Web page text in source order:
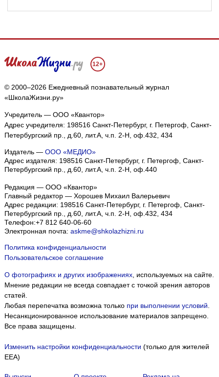
12+
© 2000–2026 Ежедневный познавательный журнал
«ШколаЖизни.ру»
Учредитель — ООО «Квантор»
Адрес учредителя: 198516 Санкт-Петербург, г. Петергоф, Санкт-
Петербургский пр., д.60, лит.А, ч.п. 2-Н, оф.432, 434
Издатель — ООО «МЕДИО»
Адрес издателя: 198516 Санкт-Петербург, г. Петергоф, Санкт-
Петербургский пр., д.60, лит.А, ч.п. 2-Н, оф.440
Редакция — ООО «Квантор»
Главный редактор — Хорошев Михаил Валерьевич
Адрес редакции: 198516 Санкт-Петербург, г. Петергоф Санкт-
Петербургский пр., д.60, лит.А, ч.п. 2-Н, оф.432, 434
Телефон:+7 812 640-06-60
Электронная почта: askme@shkolazhizni.ru
Политика конфиденциальности
Пользовательское соглашение
О фотографиях и других изображениях, используемых на сайте.
Мнение редакции не всегда совпадает с точкой зрения авторов
статей.
Любая перепечатка возможна только при выполнении условий
Несанкционированное использование материалов запрещено.
Все права защищены.
Изменить настройки конфиденциальности (только для жителей
EEA)
Мы собираем файлы cookie и применяемЯндекс.Метрику.